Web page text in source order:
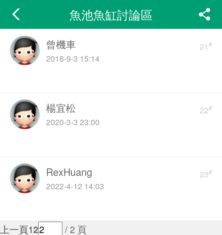
魚池魚缸討論區
21#
曾機車
2018-9-3 15:14
22#
楊宜松
2020-3-3 23:00
23#
RexHuang
2022-4-12 14:03
上一頁12 / 2 頁